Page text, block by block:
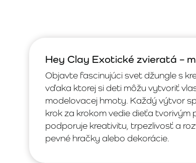
Hey Clay Exotické zvieratá –
Objavte fascinujúci svet džungle s
vďaka ktorej si deti môžu vytvoriť
modelovacej hmoty. Každý výtvor
krok za krokom vedie dieťa
podporuje kreativitu, trpezlivosť a
pevné hračky alebo dekorácie.